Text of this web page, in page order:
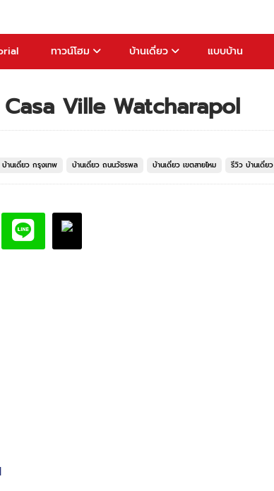
ทาวน์โฮม บ้านเดี่ยว แบบบ้าน
Ville Watcharapol
บ้านเดี่ยว กรุงเทพ บ้านเดี่ยว ถนนวัชรพล บ้านเดี่ยว เขตสายไหม รีวิว บ้านเดี่ยว